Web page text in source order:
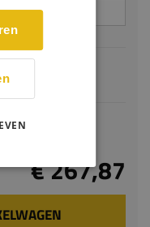
€ 267,87